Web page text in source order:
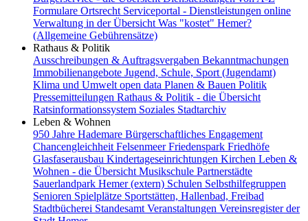
Formulare Ortsrecht Serviceportal - Dienstleistungen online
Verwaltung in der Übersicht Was "kostet" Hemer?
(Allgemeine Gebührensätze)
Rathaus & Politik
Ausschreibungen & Auftragsvergaben Bekanntmachungen
Immobilienangebote Jugend, Schule, Sport (Jugendamt)
Klima und Umwelt open data Planen & Bauen Politik
Pressemitteilungen Rathaus & Politik - die Übersicht
Ratsinformationssystem Soziales Stadtarchiv
Leben & Wohnen
950 Jahre Hademare Bürgerschaftliches Engagement
Chancengleichheit FelsenmeerFriedenspark Friedhöfe
Glasfaserausbau Kindertageseinrichtungen Kirchen Leben &
Wohnen - die Übersicht Musikschule Partnerstädte
Sauerlandpark Hemer (extern) Schulen Selbsthilfegruppen
Senioren Spielplätze Sportstätten, Hallenbad, Freibad
Stadtbücherei Standesamt Veranstaltungen Vereinsregister der